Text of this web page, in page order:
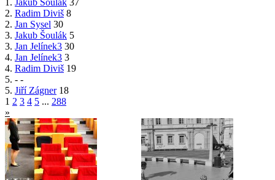
2. Radim Diviš 8
2. Jan Sysel 30
3. Jakub Šoulák 5
3. Jan Jelínek3 30
4. Jan Jelínek3 3
4. Radim Diviš 19
5. - -
5. Jiří Zágner 18
1 2 3 4 5 ... 288
»